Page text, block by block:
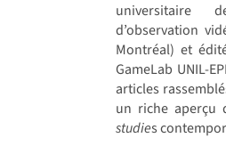
universitaire
d’observation
Montréal) et
GameLab UNIL-
articles
un riche aperçu
studies